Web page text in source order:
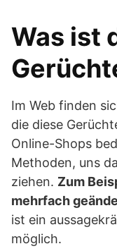
Was ist
Im Web finden
die diese
Online-Shops
Methoden, uns
ziehen. Zum
mehrfach
ist ein
möglich.